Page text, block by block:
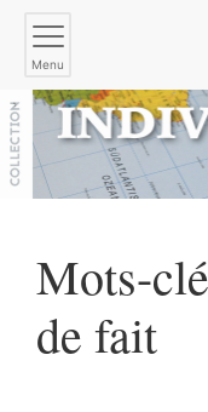
Menu
Mots-
de fait